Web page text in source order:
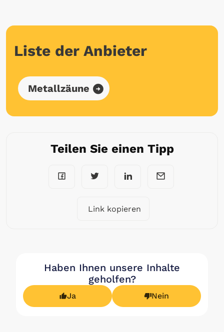
Liste der Anbieter
Metallzäune
Teilen Sie einen Tipp
Link kopieren
Haben Ihnen unsere Inhalte
geholfen?
Ja Nein